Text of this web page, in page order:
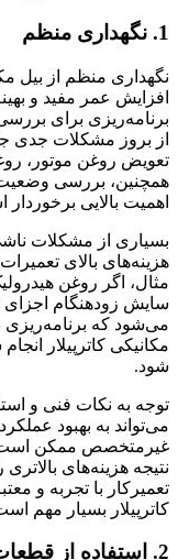
از بیل مکانیکی
مفید و بهینه‌سازی
برای بررسی‌های
جدی جلوگیری
موتور، روغن
وضعیت فیلترها،
برخوردار است.
مشکلات ناشی از عدم
تعمیرات و کاهش
روغن هیدرولیک
اجزای سیستم
دقیقی
انجام شود و
فنی و استفاده از
بهبود عملکرد بیل کمک
ممکن است باعث
بالاتری را به
تجربه و معتبر برای
بسیار مهم است.